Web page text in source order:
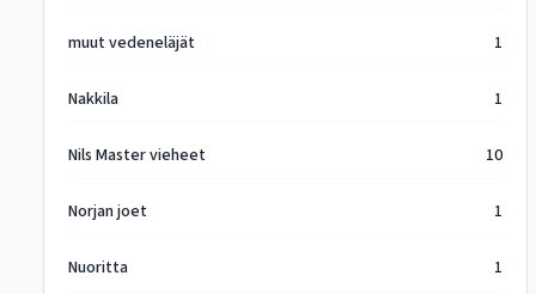
muut vedeneläjät 1
Nakkila 1
Nils Master vieheet 10
Norjan joet 1
Nuoritta 1